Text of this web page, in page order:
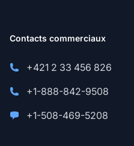
Contacts commerciaux
+421 2 33 456 826
+1-888-842-9508
+1-508-469-5208